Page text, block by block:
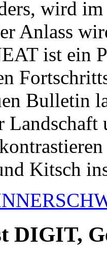
wird
Anlass
ist ein
Bulletin
Kitsch
DIGIT,